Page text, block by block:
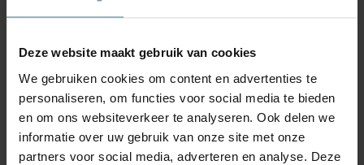
Deze website maakt gebruik van cookies
We gebruiken cookies om content en advertenties te
personaliseren, om functies voor social media te bieden
en om ons websiteverkeer te analyseren. Ook delen we
informatie over uw gebruik van onze site met onze
partners voor social media, adverteren en analyse. Deze
Module 3: Ontbinding, opzegging en ontslag op staande voet
Centraal staan de vormen van individuele beëindiging:
verdiept je ook in de gevolgen van ontslag (zoals vergoeding)
en de regels van de verschillende ontslagprocedures. De Wet
Melding Collectief Ontslag behandelen we op hoofdlijnen.
Nadat je deze module hebt gevolgd kan je zelfstandig
cliënten (werknemers of werkgevers) advies geven of